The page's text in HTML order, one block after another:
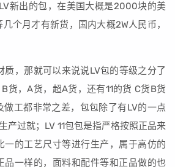
新出的包，在美国大概是2000块的美
个月才有新货，国内大概2W人民币，
质，那就可以来说说LV包的等级之分了
货，A货，超A货，还有11的货 C货B货
工都非常之差，包包除了有LV的一点
产过就；LV 11包包是指严格按照正品来
一的工艺尺寸等进行生产，属于高仿的
品一样的，面料和配件等和正品做的也